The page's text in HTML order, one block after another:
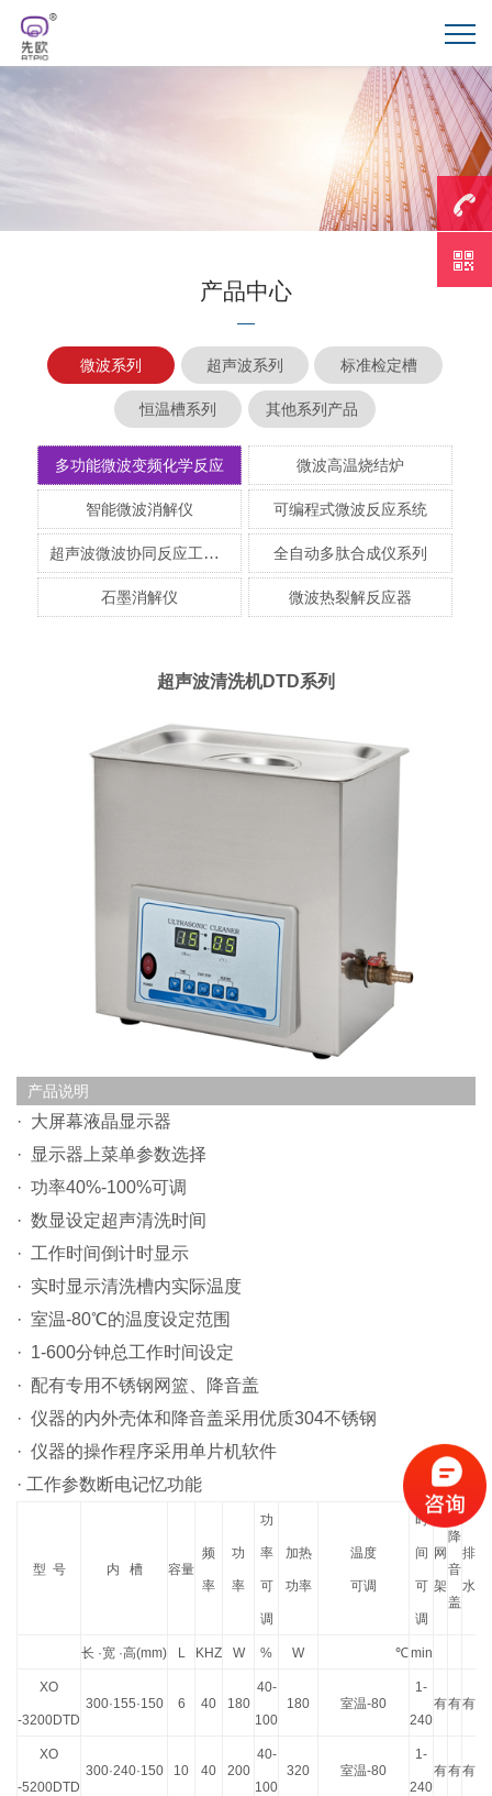
产品中心
微波系列 超声波系列 标准检定槽
恒温槽系列 其他系列产品
多功能微波变频化学反应 微波高温烧结炉
智能微波消解仪 可编程式微波反应系统
超声波微波协同反应工作站 全自动多肽合成仪系列
石墨消解仪 微波热裂解反应器
超声波清洗机DTD系列
产品说明
· 大屏幕液晶显示器
· 显示器上菜单参数选择
· 功率40%-100%可调
· 数显设定超声清洗时间
· 工作时间倒计时显示
· 实时显示清洗槽内实际温度
· 室温-80℃的温度设定范围
· 1-600分钟总工作时间设定
· 配有专用不锈钢网篮、降音盖
· 仪器的内外壳体和降音盖采用优质304不锈钢
· 仪器的操作程序采用单片机软件
· 工作参数断电记忆功能
型 号 内 槽 容量
频
率
功
率
功
率
可
调
加热
功率
温度
可调
时
间
可
调
网
架
降
音
盖
排
水
长 ·宽 ·高(mm) L KHZ W % W ℃min
XO
-3200DTD
300·155·150 6 40 180
40-
100
180 室温-80
1-
240
有有有
XO
-5200DTD
300·240·150 10 40 200
40-
100
320 室温-80
1-
240
有有有